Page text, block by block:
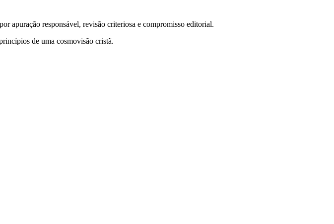
apuração responsável, revisão criteriosa e compromisso editorial.
de uma cosmovisão cristã.